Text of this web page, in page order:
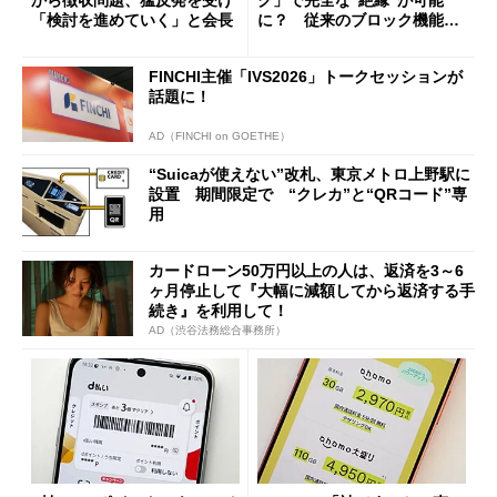
「検討を進めていく」と会長
に？ 従来のブロック機能と
FINCHI主催「IVS2026」トークセッションが
話題に！
AD（FINCHI on GOETHE）
“Suicaが使えない”改札、東京メトロ上野駅に
設置 期間限定で “クレカ”と“QRコード”専
用
カードローン50万円以上の人は、返済を3～6
ヶ月停止して『大幅に減額してから返済する手
続き』を利用して！
AD（渋谷法務総合事務所）